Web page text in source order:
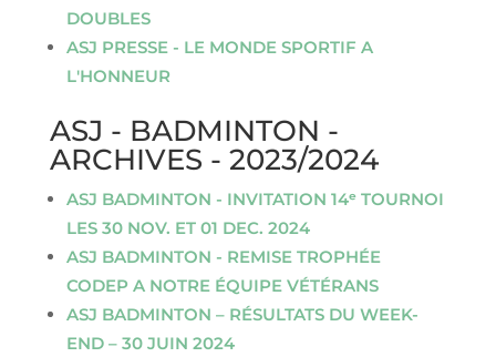
DOUBLES
ASJ PRESSE - LE MONDE SPORTIF A
L'HONNEUR
ASJ - BADMINTON -
ARCHIVES - 2023/2024
ASJ BADMINTON - INVITATION 14ᵉ TOURNOI
LES 30 NOV. ET 01 DEC. 2024
ASJ BADMINTON - REMISE TROPHÉE
CODEP A NOTRE ÉQUIPE VÉTÉRANS
ASJ BADMINTON – RÉSULTATS DU WEEK-
END – 30 JUIN 2024